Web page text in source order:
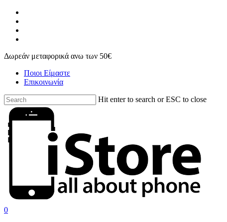
Skip
main
content
Δωρεάν μεταφορικά ανω των 50€
Ποιοι Είμαστε
Επικοινωνία
Hit enter to search or ESC to close
Close
Search
search
account
0